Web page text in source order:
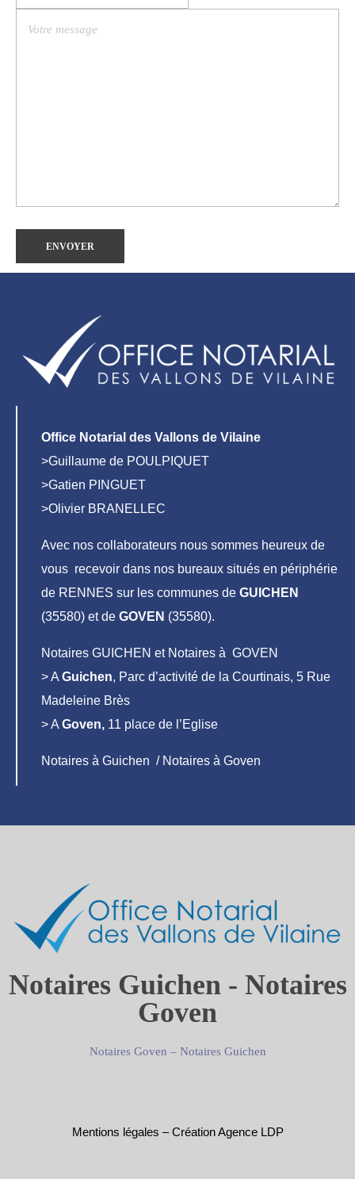
Office Notarial des Vallons de Vilaine
>Guillaume de POULPIQUET
>Gatien PINGUET
>Olivier BRANELLEC
Avec nos collaborateurs nous sommes heureux de
vous recevoir dans nos bureaux situés en périphérie
de RENNES sur les communes de GUICHEN
(35580) et de GOVEN (35580).
Notaires GUICHEN et Notaires à GOVEN
> A Guichen, Parc d’activité de la Courtinais, 5 Rue
Madeleine Brès
> A Goven, 11 place de l’Eglise
Notaires à Guichen / Notaires à Goven
Notaires Guichen - Notaires
Goven
Notaires Goven – Notaires Guichen
Mentions légales –Création Agence LDP